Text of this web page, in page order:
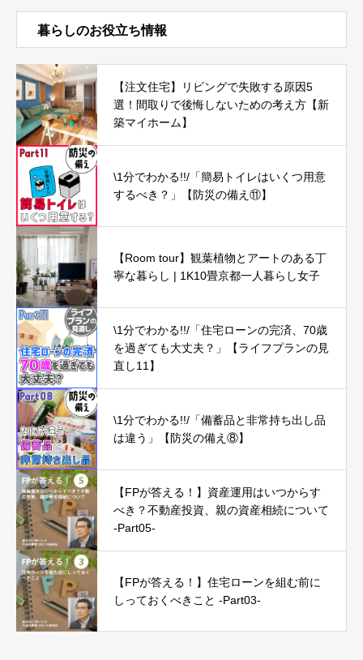
暮らしのお役立ち情報
【注文住宅】リビングで失敗する原因5
選！間取りで後悔しないための考え方【新
築マイホーム】
\1分でわかる!!/「簡易トイレはいくつ用意
するべき？」【防災の備え⑪】
【Room tour】観葉植物とアートのある丁
寧な暮らし | 1K10畳京都一人暮らし女子
\1分でわかる!!/「住宅ローンの完済、70歳
を過ぎても大丈夫？」【ライフプランの見
直し11】
\1分でわかる!!/「備蓄品と非常持ち出し品
は違う」【防災の備え⑧】
【FPが答える！】資産運用はいつからす
べき？不動産投資、親の資産相続について
-Part05-
【FPが答える！】住宅ローンを組む前に
しっておくべきこと -Part03-